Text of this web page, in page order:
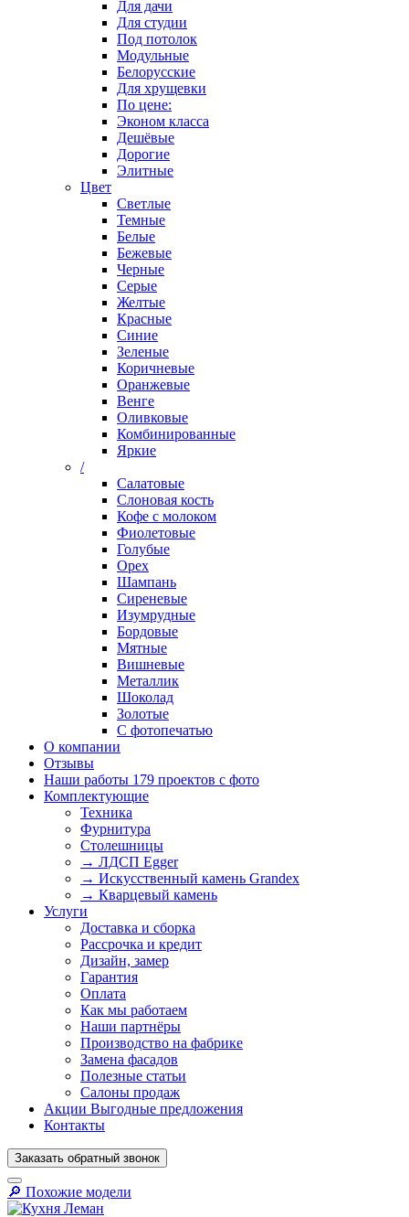
Для дачи
Для студии
Под потолок
Модульные
Белорусские
Для хрущевки
По цене:
Эконом класса
Дешёвые
Дорогие
Элитные
Цвет
Светлые
Темные
Белые
Бежевые
Черные
Серые
Желтые
Красные
Синие
Зеленые
Коричневые
Оранжевые
Венге
Оливковые
Комбинированные
Яркие
/
Салатовые
Слоновая кость
Кофе с молоком
Фиолетовые
Голубые
Орех
Шампань
Сиреневые
Изумрудные
Бордовые
Мятные
Вишневые
Металлик
Шоколад
Золотые
С фотопечатью
О компании
Отзывы
Наши работы 179 проектов с фото
Комплектующие
Техника
Фурнитура
Столешницы
→ ЛДСП Egger
→ Искусственный камень Grandex
→ Кварцевый камень
Услуги
Доставка и сборка
Рассрочка и кредит
Дизайн, замер
Гарантия
Оплата
Как мы работаем
Наши партнёры
Производство на фабрике
Замена фасадов
Полезные статьи
Салоны продаж
Акции Выгодные предложения
Контакты
Заказать обратный звонок
🔎︎ Похожие модели